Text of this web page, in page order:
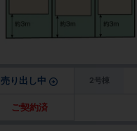
売り出し中 2号棟
ご契約済